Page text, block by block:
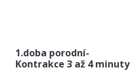
1.doba porodní-
Kontrakce 3 až 4 minuty